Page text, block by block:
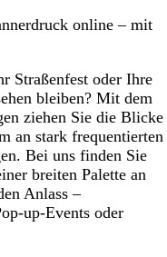
online – mit
Straßenfest oder Ihre
bleiben? Mit dem
ziehen Sie die Blicke
an stark frequentierten
Bei uns finden Sie
breiten Palette an
Anlass –
up-Events oder